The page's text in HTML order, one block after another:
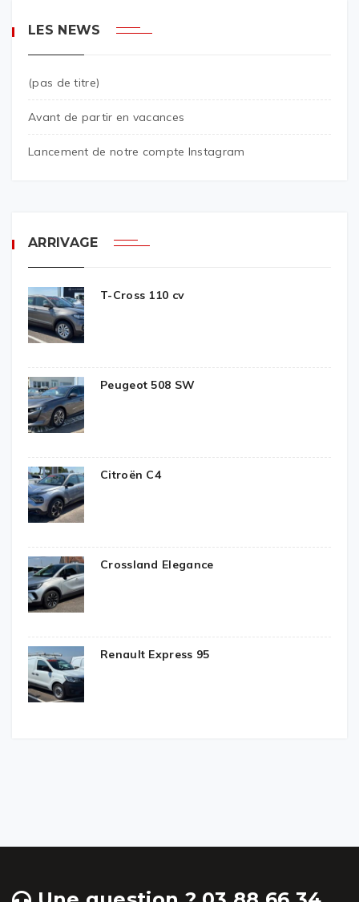
LES NEWS
(pas de titre)
Avant de partir en vacances
Lancement de notre compte Instagram
ARRIVAGE
T-Cross 110 cv
Peugeot 508 SW
Citroën C4
Crossland Elegance
Renault Express 95